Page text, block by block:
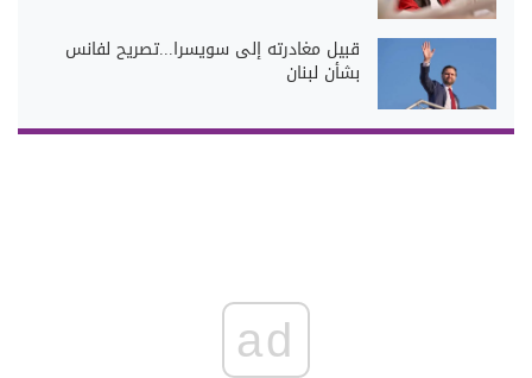
قبيل مغادرته إلى سويسرا...تصريح لفانس
بشأن لبنان
ad